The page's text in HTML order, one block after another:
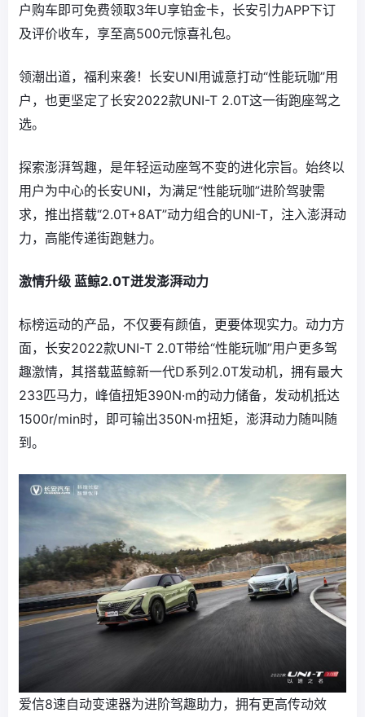
户购车即可免费领取3年U享铂金卡，长安引力APP下订
及评价收车，享至高500元惊喜礼包。
领潮出道，福利来袭！长安UNI用诚意打动“性能玩咖”用
户，也更坚定了长安2022款UNI-T 2.0T这一街跑座驾之
选。
探索澎湃驾趣，是年轻运动座驾不变的进化宗旨。始终以
用户为中心的长安UNI，为满足“性能玩咖”进阶驾驶需
求，推出搭载“2.0T+8AT”动力组合的UNI-T，注入澎湃动
力，高能传递街跑魅力。
激情升级 蓝鲸2.0T迸发澎湃动力
标榜运动的产品，不仅要有颜值，更要体现实力。动力方
面，长安2022款UNI-T 2.0T带给“性能玩咖”用户更多驾
趣激情，其搭载蓝鲸新一代D系列2.0T发动机，拥有最大
233匹马力，峰值扭矩390N·m的动力储备，发动机抵达
1500r/min时，即可输出350N·m扭矩，澎湃动力随叫随
到。
爱信8速自动变速器为进阶驾趣助力，拥有更高传动效